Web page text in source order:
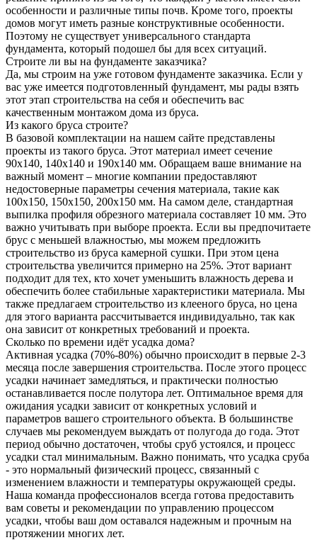
особенности и различные типы почв. Кроме того, проекты
домов могут иметь разные конструктивные особенности.
Поэтому не существует универсального стандарта
фундамента, который подошел бы для всех ситуаций.
Строите ли вы на фундаменте заказчика?
Да, мы строим на уже готовом фундаменте заказчика. Если у
вас уже имеется подготовленный фундамент, мы рады взять
этот этап строительства на себя и обеспечить вас
качественным монтажом дома из бруса.
Из какого бруса строите?
В базовой комплектации на нашем сайте представлены
проекты из такого бруса. Этот материал имеет сечение
90x140, 140x140 и 190x140 мм. Обращаем ваше внимание на
важный момент – многие компании предоставляют
недостоверные параметры сечения материала, такие как
100x150, 150x150, 200x150 мм. На самом деле, стандартная
выпилка профиля обрезного материала составляет 10 мм. Это
важно учитывать при выборе проекта. Если вы предпочитаете
брус с меньшей влажностью, мы можем предложить
строительство из бруса камерной сушки. При этом цена
строительства увеличится примерно на 25%. Этот вариант
подходит для тех, кто хочет уменьшить влажность дерева и
обеспечить более стабильные характеристики материала. Мы
также предлагаем строительство из клееного бруса, но цена
для этого варианта рассчитывается индивидуально, так как
она зависит от конкретных требований и проекта.
Сколько по времени идёт усадка дома?
Активная усадка (70%-80%) обычно происходит в первые 2-3
месяца после завершения строительства. После этого процесс
усадки начинает замедляться, и практически полностью
останавливается после полутора лет. Оптимальное время для
ожидания усадки зависит от конкретных условий и
параметров вашего строительного объекта. В большинстве
случаев мы рекомендуем выждать от полугода до года. Этот
период обычно достаточен, чтобы сруб устоялся, и процесс
усадки стал минимальным. Важно понимать, что усадка сруба
- это нормальный физический процесс, связанный с
изменением влажности и температуры окружающей среды.
Наша команда профессионалов всегда готова предоставить
вам советы и рекомендации по управлению процессом
усадки, чтобы ваш дом оставался надежным и прочным на
протяжении многих лет.